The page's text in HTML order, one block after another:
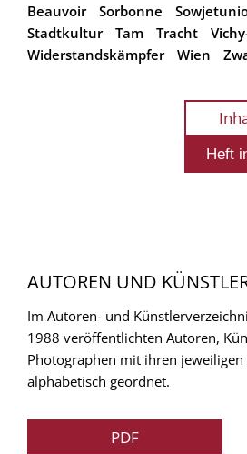
Beauvoir
Sorbonne
Stadtkultur
Tam Tracht
Widerstandskämpfer
Wien
AUTOREN UND
Im Autoren- und
1988 veröffentlichten Autoren,
Photographen mit ihren jeweiligen
alphabetisch geordnet.
PDF